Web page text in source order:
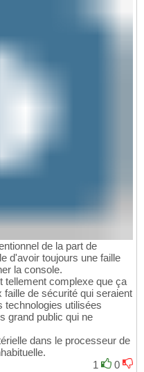
de la part de
d'avoir toujours une faille
la console.
tellement complexe que ça
de sécurité qui seraient
technologies utilisées
grand public qui ne
dans le processeur de
1
0